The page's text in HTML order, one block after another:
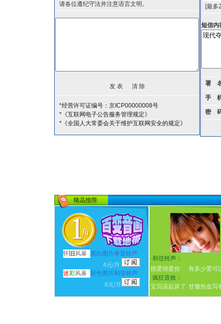
请各位遵纪守法并注意语言文明。
*经营许可证编号：京ICP00000008号
*《互联网电子公告服务管理规定》
*《全国人大常委会关于维护互联网安全的规定》
[最多
短信内
署
手
密
怀 旧 风暴
黑白图片单音铃声
4元/月
迷彩风暴 彩色图片和弦铃声
8元/月
·和弦铃声：
很爱很爱你
有多少爱可
·疯狂音效：
宝贝该起床了 甘撒热血写